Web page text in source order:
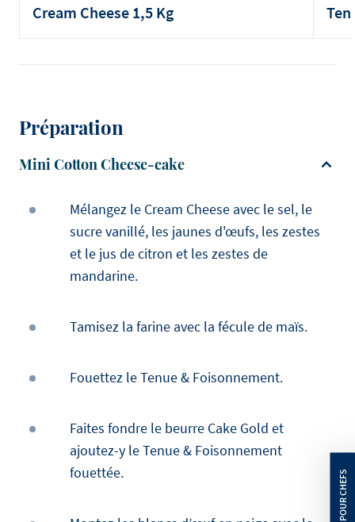
Cream Cheese 1,5 Kg
Préparation
Mini Cotton Cheese-cake
Mélangez le Cream Cheese avec le sel, le
sucre vanillé, les jaunes d'œufs, les zestes
et le jus de citron et les zestes de
mandarine.
Tamisez la farine avec la fécule de maïs.
Fouettez le Tenue & Foisonnement.
Faites fondre le beurre Cake Gold et
ajoutez-y le Tenue & Foisonnement
fouettée.